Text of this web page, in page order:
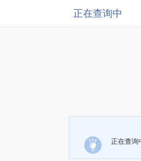
正在查询中
正在查询